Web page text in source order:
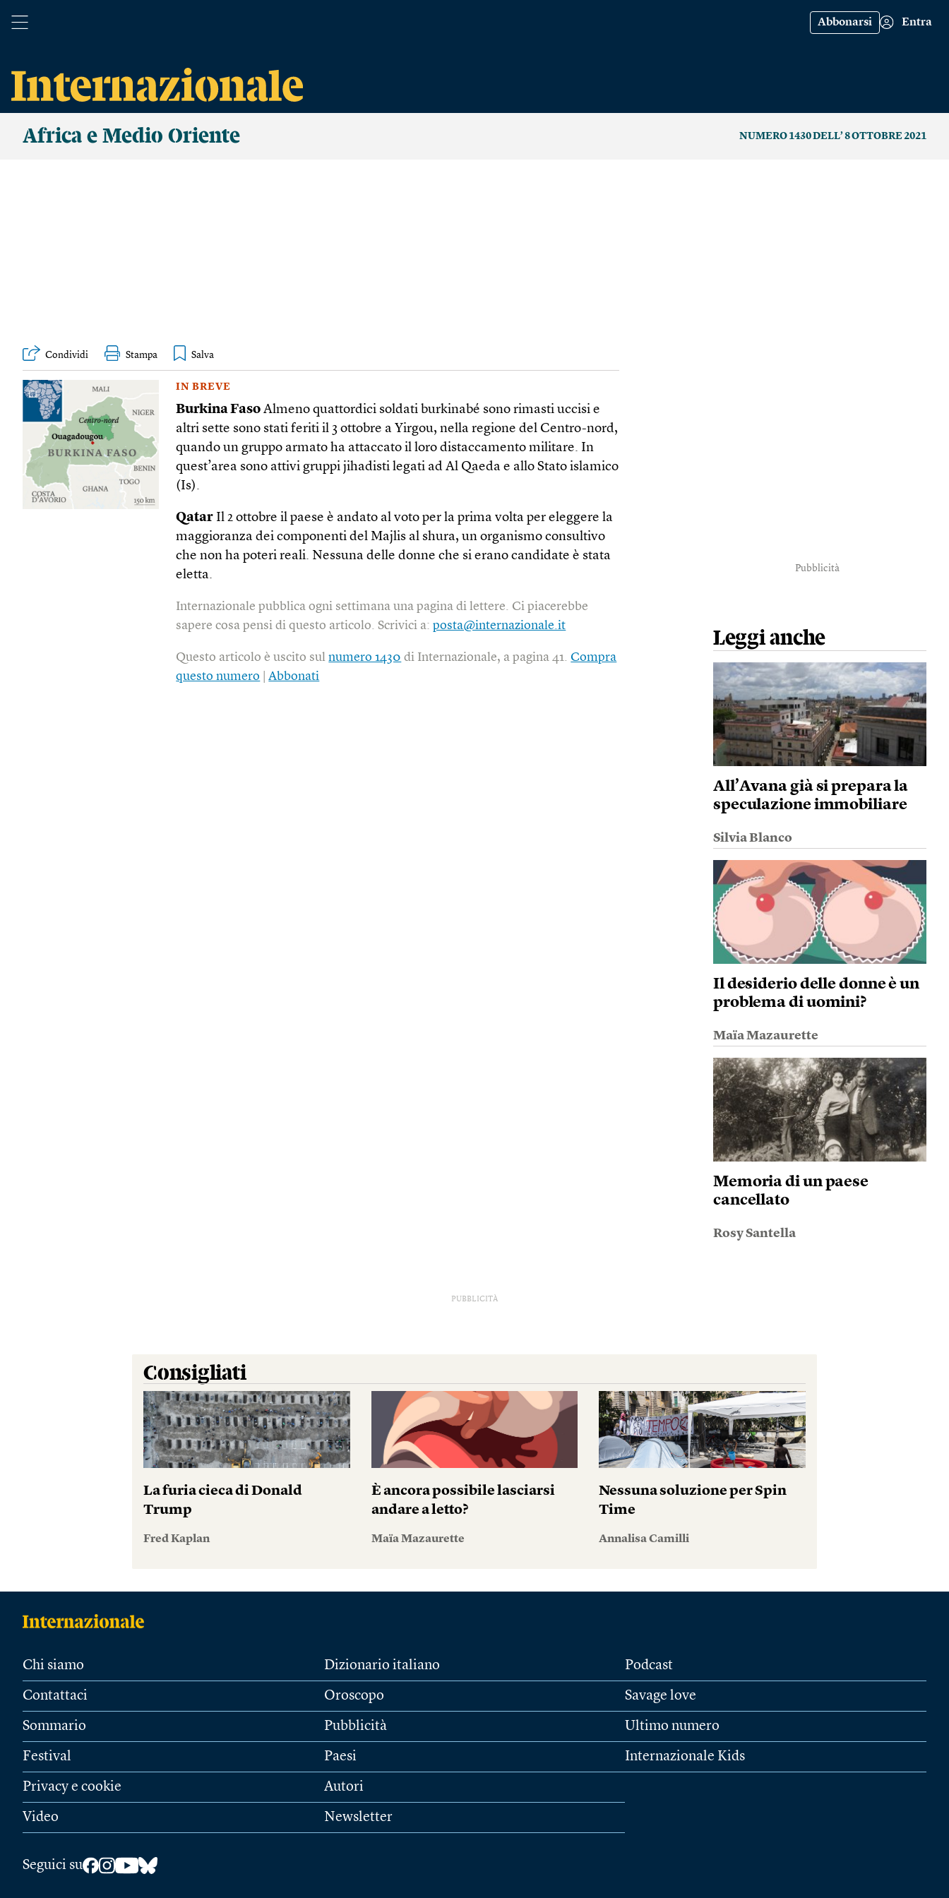
Abbonarsi Entra
Africa e Medio Oriente NUMERO 1430 DELL’ 8 OTTOBRE 2021
Condividi Stampa
IN BREVE
Burkina Faso Almeno quattordici soldati burkinabé sono rimasti uccisi e
altri sette sono stati feriti il 3 ottobre a Yirgou, nella regione del Centro-nord,
quando un gruppo armato ha attaccato il loro distaccamento militare. In
quest’area sono attivi gruppi jihadisti legati ad Al Qaeda e allo Stato islamico
(Is).
Qatar Il 2 ottobre il paese è andato al voto per la prima volta per eleggere la
maggioranza dei componenti del Majlis al shura, un organismo consultivo
che non ha poteri reali. Nessuna delle donne che si erano candidate è stata
eletta.
Internazionale pubblica ogni settimana una pagina di lettere. Ci piacerebbe
sapere cosa pensi di questo articolo. Scrivici a:posta@internazionale.it
Questo articolo è uscito sulnumero 1430 di Internazionale, a pagina 41.Compra
questo numero
Abbonati
Pubblicità
Leggi anche
All’Avana già si prepara la
speculazione immobiliare
Silvia Blanco
Il desiderio delle donne è un
problema di uomini?
Maïa Mazaurette
Memoria di un paese
cancellato
Rosy Santella
PUBBLICITÀ
Consigliati
La furia cieca di Donald
Trump
Fred Kaplan
È ancora possibile lasciarsi
andare a letto?
Maïa Mazaurette
Nessuna soluzione per Spin
Time
Annalisa Camilli
Chi siamo
Contattaci
Sommario
Festival
Privacy e cookie
Video
Dizionario italiano
Oroscopo
Pubblicità
Paesi
Autori
Newsletter
Podcast
Savage love
Ultimo numero
Internazionale Kids
Seguici su